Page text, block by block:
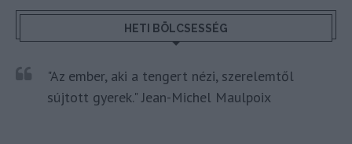
HETI BÖLCSESSÉG
"Az ember, aki a tengert nézi, szerelemtől
sújtott gyerek." Jean-Michel Maulpoix